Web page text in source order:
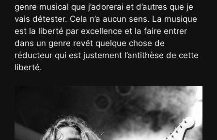
genre musical que j’adorerai et d’autres que je
vais détester. Cela n’a aucun sens. La musique
est la liberté par excellence et la faire entrer
dans un genre revêt quelque chose de
réducteur qui est justement l’antithèse de cette
liberté.